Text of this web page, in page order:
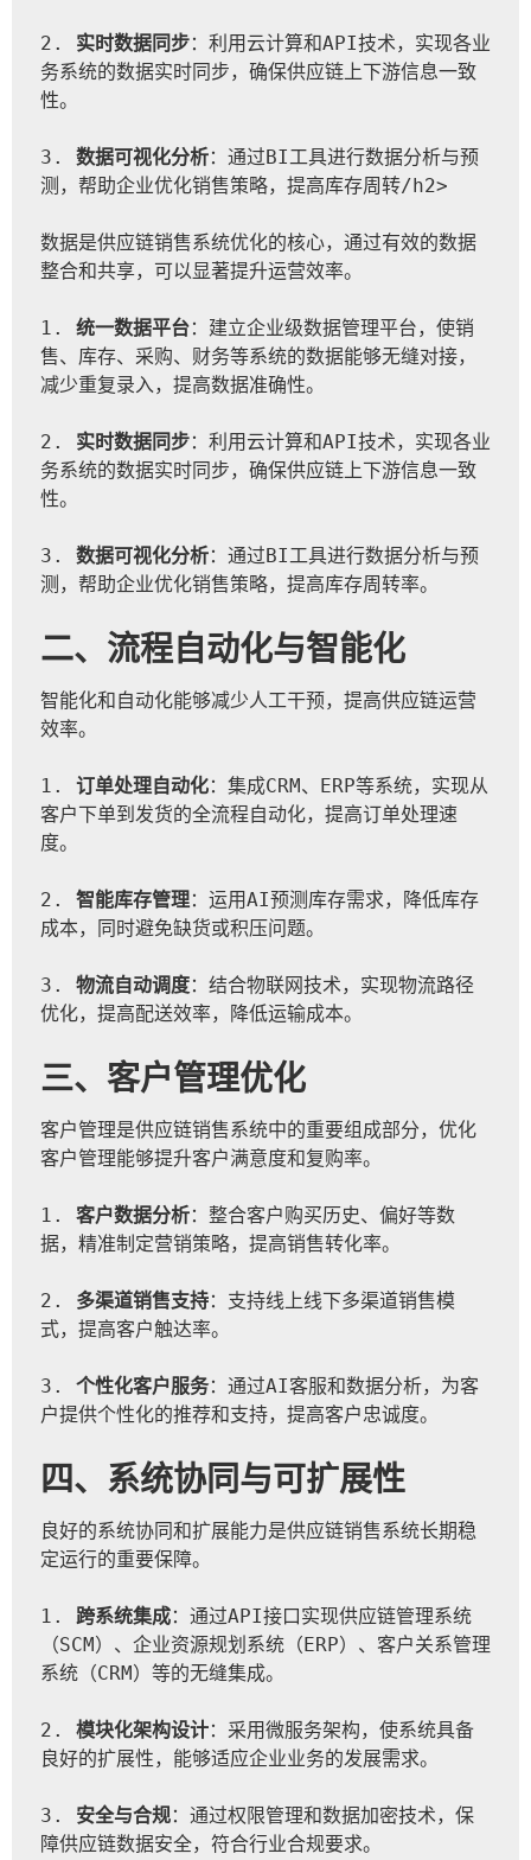
2. 实时数据同步：利用云计算和API技术，实现各业
务系统的数据实时同步，确保供应链上下游信息一致
性。
3. 数据可视化分析：通过BI工具进行数据分析与预
测，帮助企业优化销售策略，提高库存周转/h2>
数据是供应链销售系统优化的核心，通过有效的数据
整合和共享，可以显著提升运营效率。
1. 统一数据平台：建立企业级数据管理平台，使销
售、库存、采购、财务等系统的数据能够无缝对接，
减少重复录入，提高数据准确性。
2. 实时数据同步：利用云计算和API技术，实现各业
务系统的数据实时同步，确保供应链上下游信息一致
性。
3. 数据可视化分析：通过BI工具进行数据分析与预
测，帮助企业优化销售策略，提高库存周转率。
二、流程自动化与智能化
智能化和自动化能够减少人工干预，提高供应链运营
效率。
1. 订单处理自动化：集成CRM、ERP等系统，实现从
客户下单到发货的全流程自动化，提高订单处理速
度。
2. 智能库存管理：运用AI预测库存需求，降低库存
成本，同时避免缺货或积压问题。
3. 物流自动调度：结合物联网技术，实现物流路径
优化，提高配送效率，降低运输成本。
三、客户管理优化
客户管理是供应链销售系统中的重要组成部分，优化
客户管理能够提升客户满意度和复购率。
1. 客户数据分析：整合客户购买历史、偏好等数
据，精准制定营销策略，提高销售转化率。
2. 多渠道销售支持：支持线上线下多渠道销售模
式，提高客户触达率。
3. 个性化客户服务：通过AI客服和数据分析，为客
户提供个性化的推荐和支持，提高客户忠诚度。
四、系统协同与可扩展性
良好的系统协同和扩展能力是供应链销售系统长期稳
定运行的重要保障。
1. 跨系统集成：通过API接口实现供应链管理系统
（SCM）、企业资源规划系统（ERP）、客户关系管理
系统（CRM）等的无缝集成。
2. 模块化架构设计：采用微服务架构，使系统具备
良好的扩展性，能够适应企业业务的发展需求。
3. 安全与合规：通过权限管理和数据加密技术，保
障供应链数据安全，符合行业合规要求。